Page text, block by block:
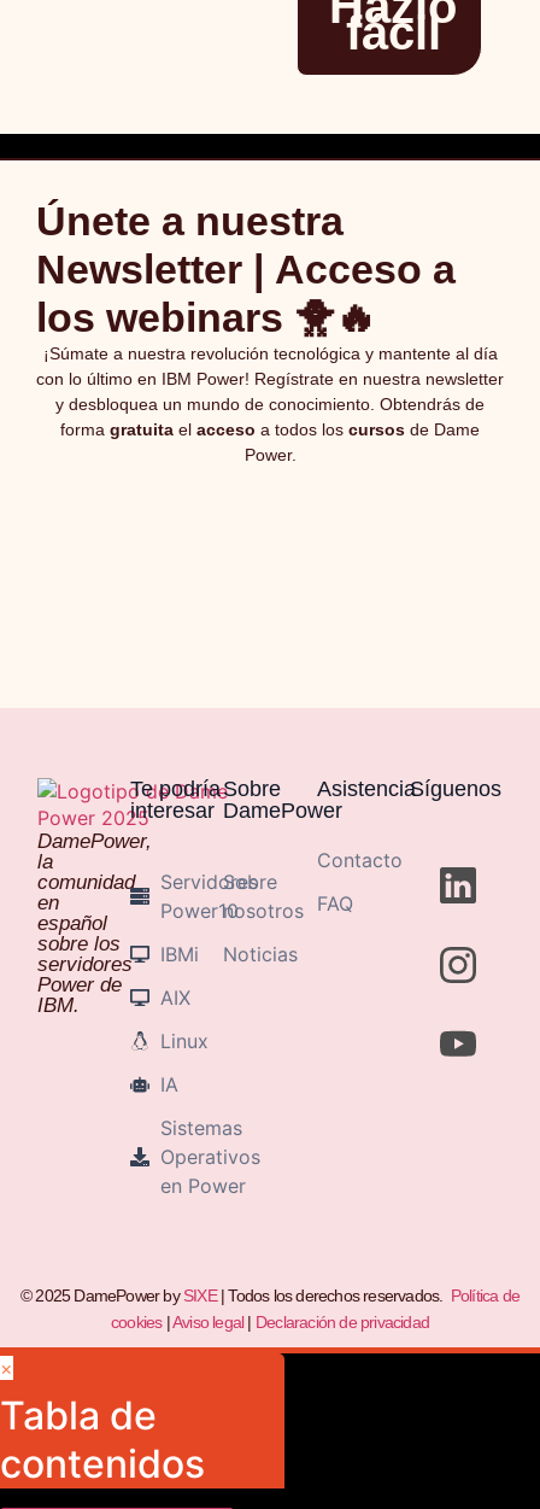
fácil
Únete a nuestra
Newsletter | Acceso a
los webinars 🐥🔥
¡Súmate a nuestra revolución tecnológica y mantente al día
con lo último en IBM Power! Regístrate en nuestra newsletter
y desbloquea un mundo de conocimiento. Obtendrás de
forma gratuita el acceso a todos los cursos de Dame
Power.
DamePower,
la
comunidad
en
español
sobre los
servidores
Power de
IBM.
Te podría
interesar
Servidores
Power10
IBMi
AIX
Linux
IA
Sistemas
Operativos
en Power
Sobre
DamePower
Sobre
nosotros
Noticias
Asistencia
Contacto
FAQ
Síguenos
© 2025 DamePower bySIXE| Todos los derechos reservados. Política de
cookies|Aviso legal| Declaración de privacidad
×
Tabla de
contenidos